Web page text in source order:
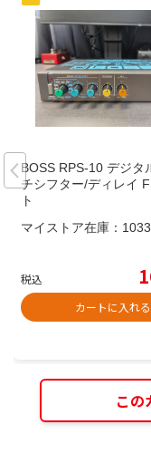
BOSS RPS-10 デジタ
チシフター/ディレイ
ト
マイストア在庫： 1033
税込
カートに入れる
この